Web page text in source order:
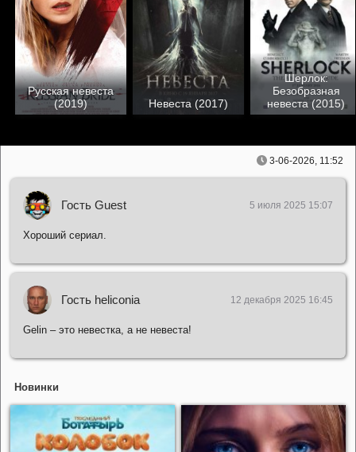
Русская невеста
(2019)
Невеста (2017)
Шерлок:
Безобразная
невеста (2015)
3-06-2026, 11:52
Гость Guest 5 июля 2025 15:07
Хороший сериал.
Гость heliconia 12 декабря 2025 16:45
Gelin – это невестка, а не невеста!
Новинки